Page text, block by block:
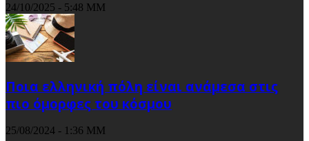
24/10/2025 - 5:48 ΜΜ
Ποια ελληνική πόλη είναι ανάμεσα στις
πιο όμορφες του κόσμου
25/08/2024 - 1:36 ΜΜ